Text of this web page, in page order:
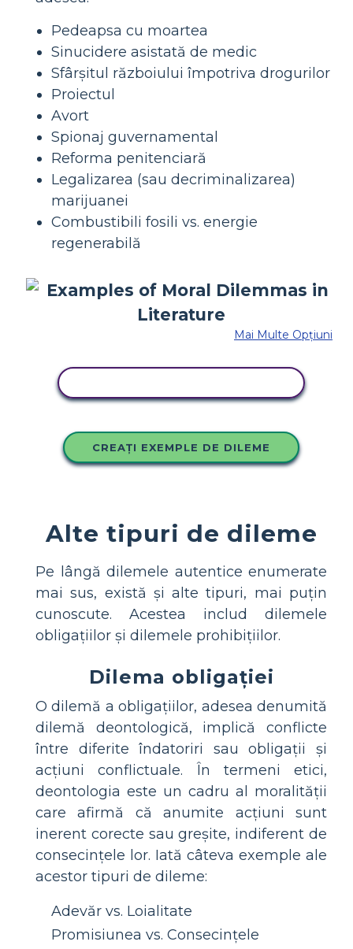
Pedeapsa cu moartea
Sinucidere asistată de medic
Sfârșitul războiului împotriva drogurilor
Proiectul
Avort
Spionaj guvernamental
Reforma penitenciară
Legalizarea (sau decriminalizarea)
marijuanei
Combustibili fosili vs. energie
regenerabilă
Mai Multe Opțiuni
CREAȚI EXEMPLE DE DILEME
Alte tipuri de dileme
Pe lângă dilemele autentice enumerate
mai sus, există și alte tipuri, mai puțin
cunoscute. Acestea includ dilemele
obligațiilor și dilemele prohibițiilor.
Dilema obligației
O dilemă a obligațiilor, adesea denumită
dilemă deontologică, implică conflicte
între diferite îndatoriri sau obligații și
acțiuni conflictuale. În termeni etici,
deontologia este un cadru al moralității
care afirmă că anumite acțiuni sunt
inerent corecte sau greșite, indiferent de
consecințele lor. Iată câteva exemple ale
acestor tipuri de dileme:
Adevăr vs. Loialitate
Promisiunea vs. Consecințele